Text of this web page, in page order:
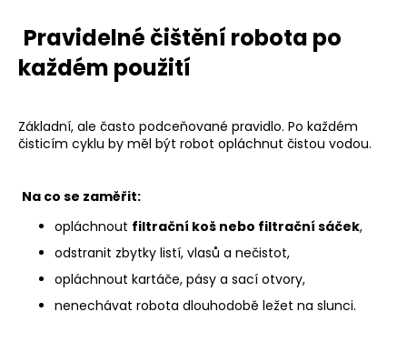
Pravidelné čištění robota po
každém použití
Základní, ale často podceňované pravidlo. Po každém
čisticím cyklu by měl být robot opláchnut čistou vodou.
Na co se zaměřit:
opláchnout filtrační koš nebo filtrační sáček,
odstranit zbytky listí, vlasů a nečistot,
opláchnout kartáče, pásy a sací otvory,
nenechávat robota dlouhodobě ležet na slunci.
e
ZODIAC
-
FREERIDER
Kč